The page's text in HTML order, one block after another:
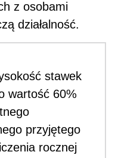
z osobami
działalność.
stawek
wartość 60%
przyjętego
rocznej